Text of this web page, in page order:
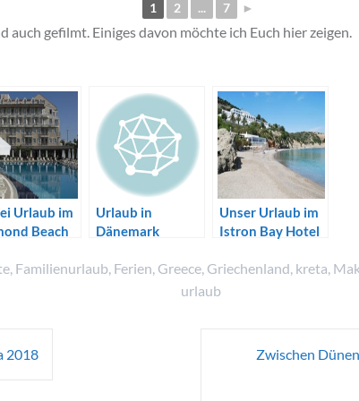
1 2 ... 7 ►
gefilmt. Einiges davon möchte ich Euch hier zeigen.
Urlaub im
Beach
Urlaub in
Dänemark
Unser Urlaub im
Istron Bay Hotel
2011
, Familienurlaub, Ferien, Greece, Griechenland, kreta,
urlaub
2018
Zwischen